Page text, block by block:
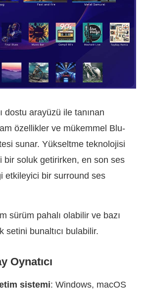
dostu arayüzü ile tanınan
özellikler ve mükemmel Blu-
sunar. Yükseltme teknolojisi
bir soluk getirirken, en son ses
etkileyici bir surround ses
sürüm pahalı olabilir ve bazı
setini bunaltıcı bulabilir.
Oynatıcı
sistemi: Windows, macOS